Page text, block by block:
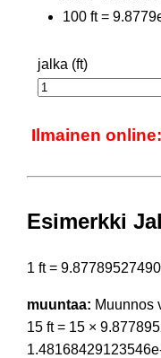
100 ft =
jalka (ft)
Ilmainen
Esimerkki
1 ft =
muuntaa: Muunnos
15 ft = 15 ×